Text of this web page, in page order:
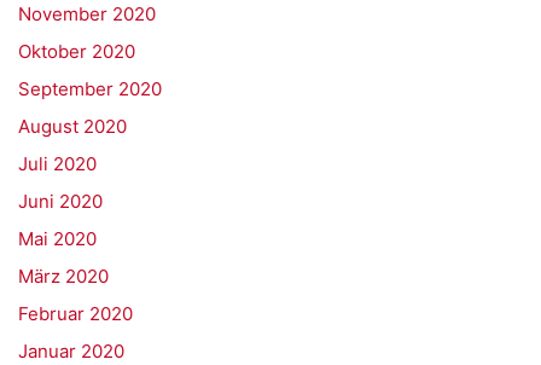
November 2020
Oktober 2020
September 2020
August 2020
Juli 2020
Juni 2020
Mai 2020
März 2020
Februar 2020
Januar 2020